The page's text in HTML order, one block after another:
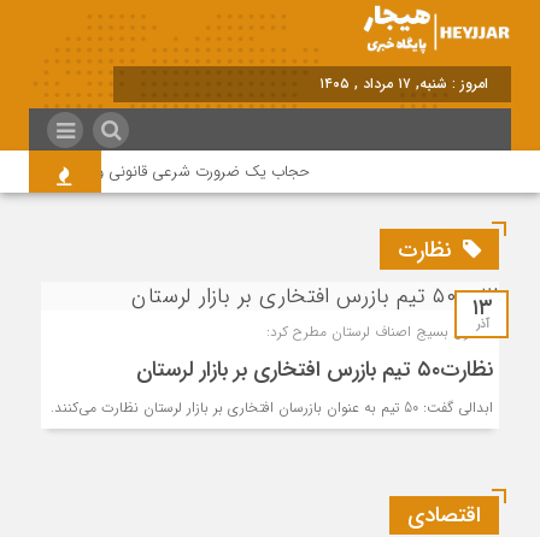
امروز : شنبه, ۱۷ مرداد , ۱۴۰۵
حجاب یک ضرورت شرعی قانونی و همه در این
نظارت
۱۳
آذر
مسئول بسیج اصناف لرستان مطرح کرد:
نظارت۵۰ تیم بازرس افتخاری بر بازار لرستان
ابدالی گفت: 50 تیم به عنوان بازرسان افتخاری بر بازار لرستان نظارت می‌کنند.
اقتصادی